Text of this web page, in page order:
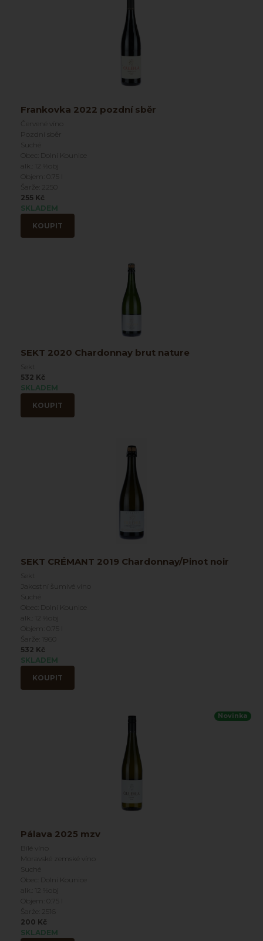
Frankovka 2022 pozdní sběr
Červené víno
Pozdní sběr
Suché
Obec: Dolní Kounice
alk.: 12 %obj
Objem: 0.75 l
Šarže: 2250
255 Kč
SKLADEM
KOUPIT
SEKT 2020 Chardonnay brut nature
Sekt
532 Kč
SKLADEM
KOUPIT
SEKT CRÉMANT 2019 Chardonnay/Pinot noir
Sekt
Jakostní šumivé víno
Suché
Obec: Dolní Kounice
alk.: 12 %obj
Objem: 0.75 l
Šarže: 1960
532 Kč
SKLADEM
KOUPIT
Novinka
Pálava 2025 mzv
Bílé víno
Moravské zemské víno
Suché
Obec: Dolní Kounice
alk.: 12 %obj
Objem: 0.75 l
Šarže: 2516
200 Kč
SKLADEM